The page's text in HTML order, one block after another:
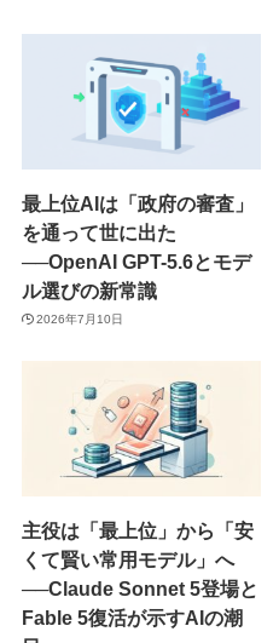
最上位AIは「政府の審査」
を通って世に出た
──OpenAI GPT-5.6とモデ
ル選びの新常識
2026年7月10日
主役は「最上位」から「安
くて賢い常用モデル」へ
──Claude Sonnet 5登場と
Fable 5復活が示すAIの潮